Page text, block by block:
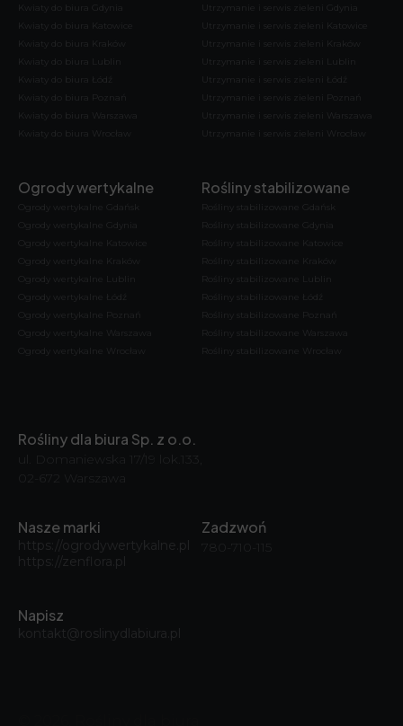
Kwiaty do biura Gdynia
Kwiaty do biura Katowice
Kwiaty do biura Kraków
Kwiaty do biura Lublin
Kwiaty do biura Łódź
Kwiaty do biura Poznań
Kwiaty do biura Warszawa
Kwiaty do biura Wrocław
Utrzymanie i serwis zieleni Gdynia
Utrzymanie i serwis zieleni Katowice
Utrzymanie i serwis zieleni Kraków
Utrzymanie i serwis zieleni Lublin
Utrzymanie i serwis zieleni Łódź
Utrzymanie i serwis zieleni Poznań
Utrzymanie i serwis zieleni Warszawa
Utrzymanie i serwis zieleni Wrocław
Ogrody wertykalne
Ogrody wertykalne Gdańsk
Ogrody wertykalne Gdynia
Ogrody wertykalne Katowice
Ogrody wertykalne Kraków
Ogrody wertykalne Lublin
Ogrody wertykalne Łódź
Ogrody wertykalne Poznań
Ogrody wertykalne Warszawa
Ogrody wertykalne Wrocław
Rośliny stabilizowane
Rośliny stabilizowane Gdańsk
Rośliny stabilizowane Gdynia
Rośliny stabilizowane Katowice
Rośliny stabilizowane Kraków
Rośliny stabilizowane Lublin
Rośliny stabilizowane Łódź
Rośliny stabilizowane Poznań
Rośliny stabilizowane Warszawa
Rośliny stabilizowane Wrocław
Rośliny dla biura Sp. z o.o.
ul. Domaniewska 17/19 lok.133,
02-672 Warszawa
Nasze marki
https://ogrodywertykalne.pl
https://zenflora.pl
Zadzwoń
780-710-115
Napisz
kontakt@roslinydlabiura.pl